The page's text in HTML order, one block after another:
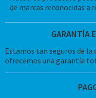
de marcas reconocidas a
GARANTÍA
Estamos tan seguros de la
ofrecemos una garantía